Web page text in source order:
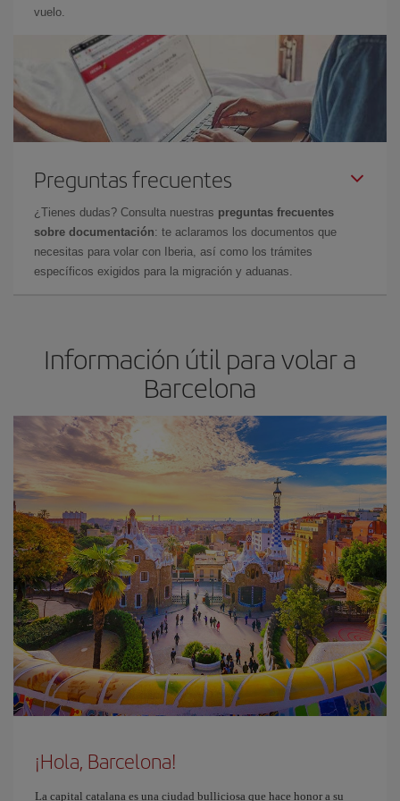
vuelo.
Preguntas frecuentes
¿Tienes dudas? Consulta nuestras preguntas frecuentes
sobre documentación: te aclaramos los documentos que
necesitas para volar con Iberia, así como los trámites
específicos exigidos para la migración y aduanas.
Información útil para volar a
Barcelona
¡Hola, Barcelona!
La capital catalana es una ciudad bulliciosa que hace honor a su